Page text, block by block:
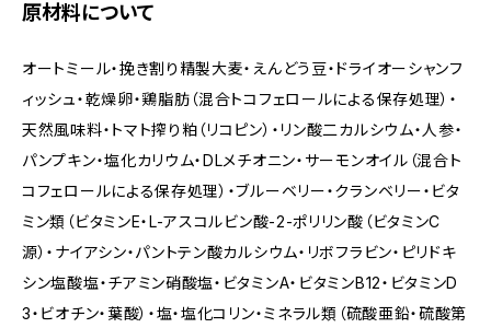
原材料について
オートミール・挽き割り精製大麦・えんどう豆・ドライオーシャンフ
ィッシュ・乾燥卵・鶏脂肪（混合トコフェロールによる保存処理）・
天然風味料・トマト搾り粕（リコピン）・リン酸二カルシウム・人参・
パンプキン・塩化カリウム・DLメチオニン・サーモンオイル（混合ト
コフェロールによる保存処理）・ブルーベリー・クランベリー・ビタ
ミン類（ビタミンE・L-アスコルビン酸-2-ポリリン酸（ビタミンC
源）・ナイアシン・パントテン酸カルシウム・リボフラビン・ピリドキ
シン塩酸塩・チアミン硝酸塩・ビタミンA・ビタミンB12・ビタミンD
3・ビオチン・葉酸）・塩・塩化コリン・ミネラル類（硫酸亜鉛・硫酸第